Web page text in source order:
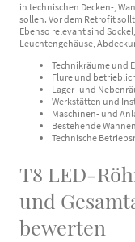
in technischen Decken-,
sollen. Vor dem Retrofit
Ebenso relevant sind
Leuchtengehäuse,
Technikräume und
Flure und
Lager- und
Werkstätten und
Maschinen- und
Bestehende
Technische
T8 LED-
und
bewerten